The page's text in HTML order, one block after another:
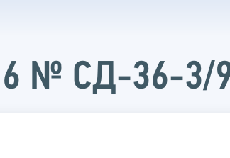
№ СД-36-3/